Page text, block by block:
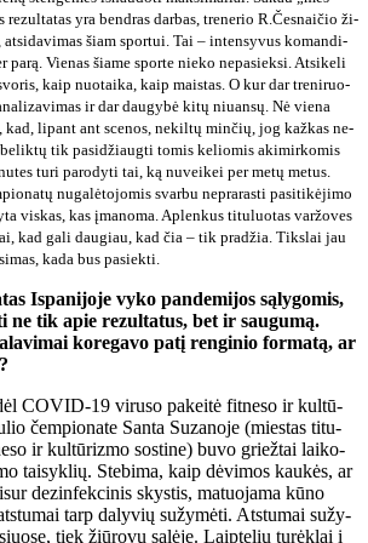
re­zul­ta­tas yra ben­dras dar­bas, tre­ne­rio R.Čes­nai­čio ži­
šiam spor­tui. Tai – in­ten­sy­vus ko­man­di­
pa­rą. Vie­nas šia­me spor­te nie­ko ne­pa­siek­si. At­si­ke­li
kaip nuo­tai­ka, kaip mais­tas. O kur dar tre­ni­ruo­
ir dar dau­gy­bė ki­tų niu­an­sų. Nė vie­na
li­pant ant sce­nos, ne­kil­tų min­čių, jog kaž­kas ne­
be­lik­tų tik pa­si­džiaug­ti to­mis ke­lio­mis aki­mir­ko­mis
tu­ri pa­ro­dy­ti tai, ką nu­vei­kei per me­tų me­tus.
nu­ga­lė­to­jo­mis svar­bu ne­pra­ras­ti pa­si­ti­kė­ji­mo
vis­kas, kas įma­no­ma. Ap­len­kus ti­tu­luo­tas var­žo­ves
kad ga­li dau­giau, kad čia – tik pra­džia. Tiks­lai jau
ka­da bus pa­siek­ti.
Is­pa­ni­jo­je vy­ko pan­de­mi­jos są­ly­go­mis,
ne tik apie re­zul­ta­tus, bet ir sau­gu­mą.
ko­re­ga­vo pa­tį ren­gi­nio for­ma­tą, ar
CO­VID-19 vi­ru­so pa­kei­tė fit­ne­so ir kul­tū­
čem­pio­na­te San­ta Su­za­no­je (mies­tas ti­tu­
ir kul­tū­riz­mo sos­ti­ne) bu­vo griež­tai lai­ko­
tai­syk­lių. Ste­bi­ma, kaip dė­vi­mos kau­kės, ar
dez­in­fek­ci­nis skys­tis, ma­tuo­ja­ma kū­no
tarp da­ly­vių su­žy­mė­ti. At­stu­mai su­žy­
tiek žiū­ro­vų sa­lė­je. Laip­te­lių tu­rėk­lai į